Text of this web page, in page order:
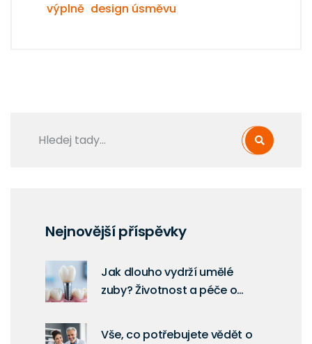
výplně design úsměvu
Nejnovější příspěvky
Jak dlouho vydrží umělé
zuby? Životnost a péče o
Vše, co potřebujete vědět o